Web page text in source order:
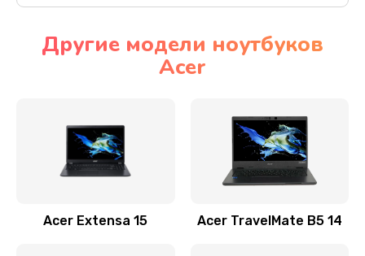
Настройка BIOS
Замена видеочипа
Заказать
Другие модели ноутбуков
Acer
Acer Extensa 15 Acer TravelMate B5 14